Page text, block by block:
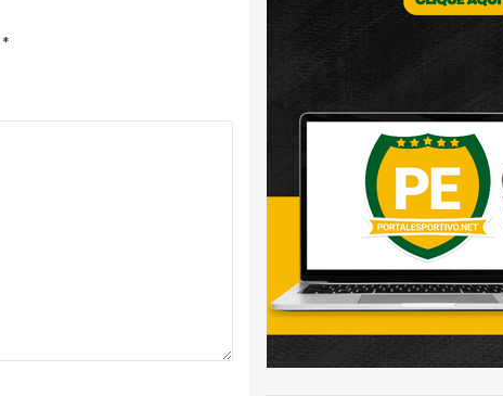
*